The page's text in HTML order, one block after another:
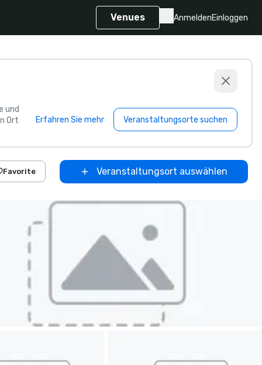
Venues AnmeldenEinloggen
und
Ort
Erfahren Sie mehr Veranstaltungsorte suchen
Favorite Veranstaltungsort auswählen